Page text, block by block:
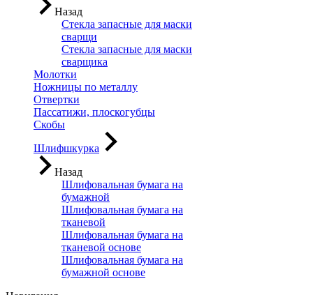
Назад
Стекла запасные для маски
сварщи
Стекла запасные для маски
сварщика
Молотки
Ножницы по металлу
Отвертки
Пассатижи, плоскогубцы
Скобы
Шлифшкурка
Назад
Шлифовальная бумага на
бумажной
Шлифовальная бумага на
тканевой
Шлифовальная бумага на
тканевой основе
Шлифовальная бумага на
бумажной основе